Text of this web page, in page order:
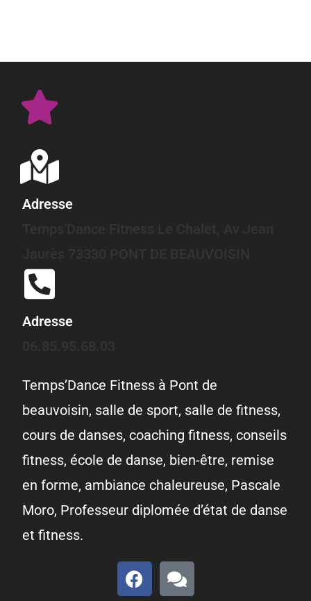
Adresse
Adresse
Temps’Dance Fitness à Pont de
beauvoisin, salle de sport, salle de fitness,
cours de danses, coaching fitness, conseils
fitness, école de danse, bien-être, remise
en forme, ambiance chaleureuse, Pascale
Moro, Professeur diplomée d’état de danse
et fitness.